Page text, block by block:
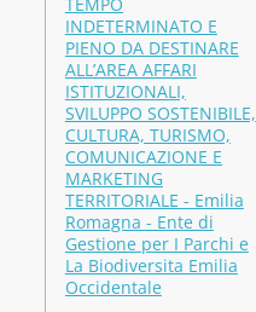
INDETERMINATO E
PIENO DA DESTINARE
ALL’AREA AFFARI
ISTITUZIONALI,
SVILUPPO SOSTENIBILE,
CULTURA, TURISMO,
COMUNICAZIONE E
MARKETING
TERRITORIALE - Emilia
Romagna - Ente di
Gestione per I Parchi e
La Biodiversita Emilia
Occidentale